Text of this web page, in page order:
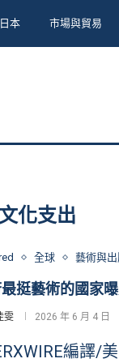
日本 市場與貿易
文化支出
全球 藝術與出
挺藝術的國家
雯 2026 年 6 月 4 日
編譯/